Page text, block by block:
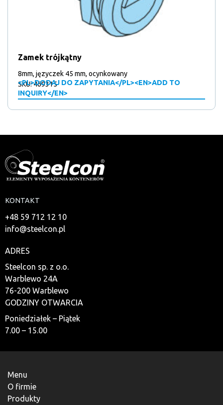
Zamek trójkątny
8mm, języczek 45 mm, ocynkowany
<PL>DODAJ DO ZAPYTANIA</PL><EN>ADD TO
INQUIRY</EN>
SKU: 469315
KONTAKT
+48 59 712 12 10
info@steelcon.pl
ADRES
Steelcon sp. z o.o.
Warblewo 24A
76-200 Warblewo
GODZINY OTWARCIA
Poniedziałek – Piątek
7.00 – 15.00
Menu
O firmie
Produkty